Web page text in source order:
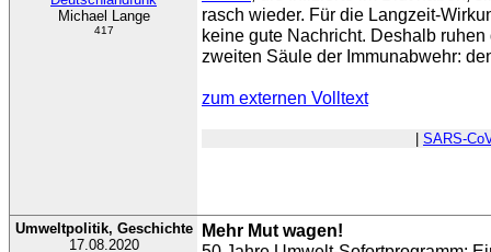
Michael Lange
417
rasch wieder. Für die Langzeit-
keine gute Nachricht. Deshalb
zweiten Säule der Immunabwehr:
zum externen Volltext
SARS-
Umweltpolitik, Geschichte
17.08.2020
Mehr Mut wagen!